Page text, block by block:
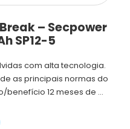
– Secpower
SP12-5
com alta tecnologia.
as principais normas do
benefício 12 meses de ...